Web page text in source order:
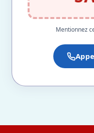
Mentionnez